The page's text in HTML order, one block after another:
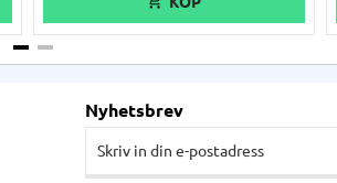
Nyhetsbrev